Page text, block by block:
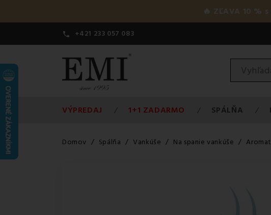
🔥 ZĽAVA 10 %
 +421 233 057 083
VÝPREDAJ 1+1 ZADARMO SPÁLŇA
Domov Spálňa Vankúše Na spanie vankúše